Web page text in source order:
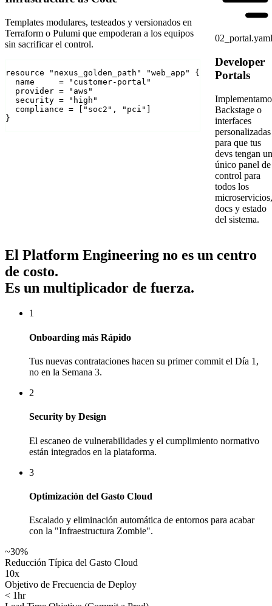
Templates modulares, testeados y versionados en
Terraform o Pulumi que empoderan a los equipos
sin sacrificar el control.
resource "nexus_golden_path" "web_app" {
  name     = "customer-portal"
  provider = "aws"
  security = "high"
  compliance = ["soc2", "pci"]
}
02_portal.yaml
Developer
Portals
Backstage o
interfaces
personalizadas
para que tus
devs tengan un
único panel de
control para
todos los
microservicios,
docs y estado
del sistema.
El Platform Engineering no es un centro
de costo.
Es un multiplicador de fuerza.
1
Onboarding más Rápido
Tus nuevas contrataciones hacen su primer commit el Día 1,
no en la Semana 3.
2
Security by Design
El escaneo de vulnerabilidades y el cumplimiento normativo
están integrados en la plataforma.
3
Optimización del Gasto Cloud
Escalado y eliminación automática de entornos para acabar
con la "Infraestructura Zombie".
~30%
Reducción Típica del Gasto Cloud
10x
Objetivo de Frecuencia de Deploy
< 1hr